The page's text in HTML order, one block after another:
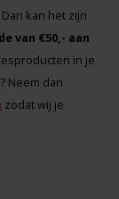
kan het zijn
van €50,- aan
in je
Neem dan
zodat wij je